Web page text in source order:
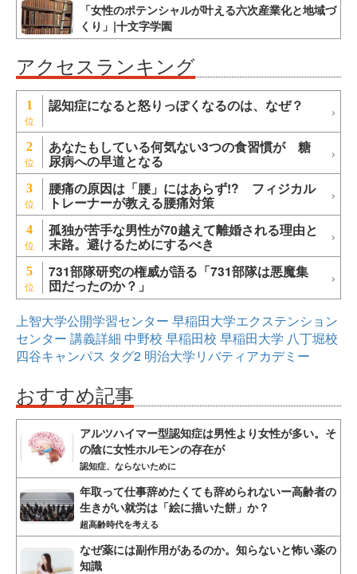
「女性のポテンシャルが叶える六次産業化と地域づ
くり」|十文字学園
アクセスランキング
1 認知症になると怒りっぽくなるのは、なぜ？
2 あなたもしている何気ない3つの食習慣が 糖
尿病への早道となる
3 腰痛の原因は「腰」にはあらず!? フィジカル
トレーナーが教える腰痛対策
4 孤独が苦手な男性が70越えて離婚される理由と
末路。避けるためにするべき
5 731部隊研究の権威が語る「731部隊は悪魔集
団だったのか？」
上智大学公開学習センター 早稲田大学エクステンション
センター 講義詳細 中野校 早稲田校 早稲田大学 八丁堀校
四谷キャンパス タグ2 明治大学リバティアカデミー
おすすめ記事
アルツハイマー型認知症は男性より女性が多い。そ
の陰に女性ホルモンの存在が
認知症、ならないために
年取って仕事辞めたくても辞められないー高齢者の
生きがい就労は「絵に描いた餅」か？
超高齢時代を考える
なぜ薬には副作用があるのか。知らないと怖い薬の
知識